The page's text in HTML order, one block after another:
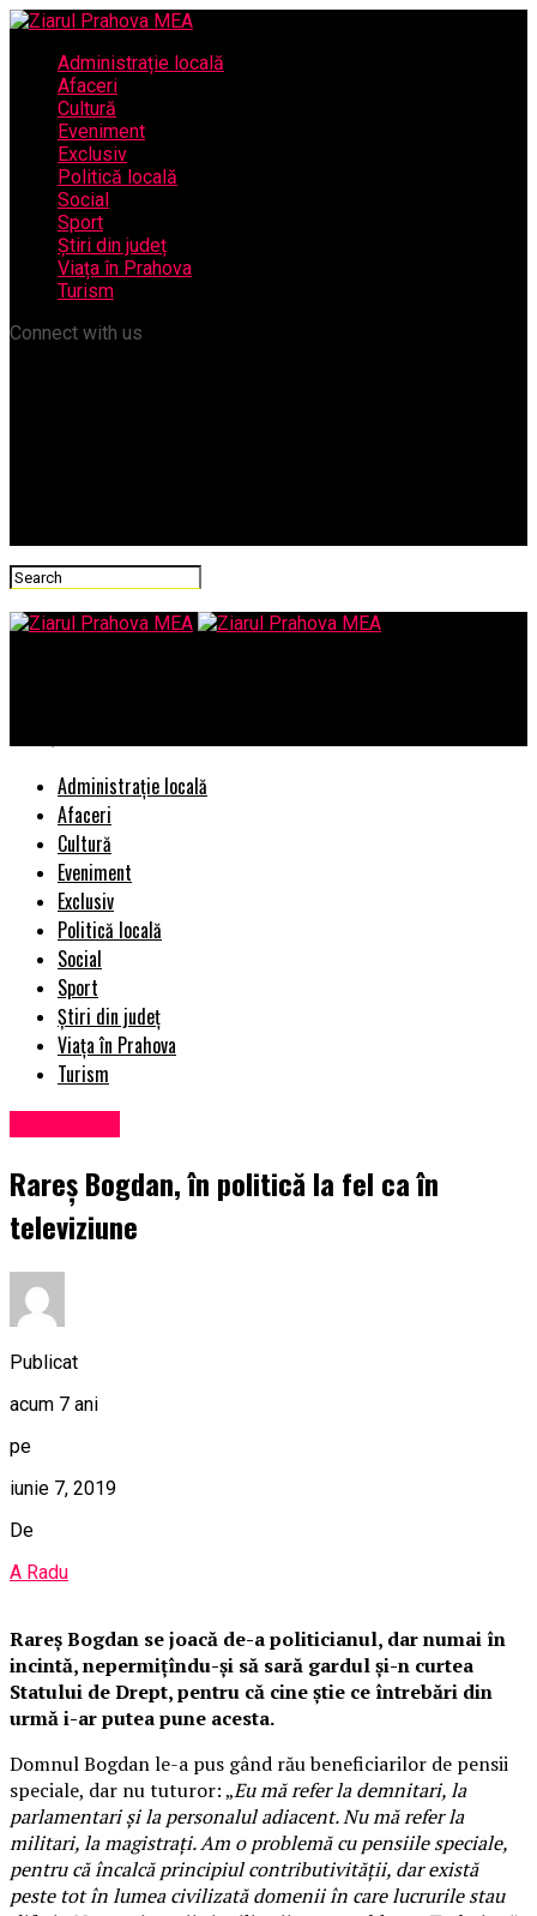
Administrație locală
Afaceri
Cultură
Eveniment
Exclusiv
Politică locală
Social
Sport
Știri din județ
Viața în Prahova
Turism
Connect with us
Administrație locală
Afaceri
Cultură
Eveniment
Exclusiv
Politică locală
Social
Sport
Știri din județ
Viața în Prahova
Turism
Rareş Bogdan, în politică la fel ca în
televiziune
Publicat
acum 7 ani
pe
iunie 7, 2019
De
A Radu
Rareş Bogdan se joacă de-a politicianul, dar numai în
incintă, nepermiţîndu-şi să sară gardul şi-n curtea
Statului de Drept, pentru că cine ştie ce întrebări din
urmă i-ar putea pune acesta.
Domnul Bogdan le-a pus gând rău beneficiarilor de pensii
speciale, dar nu tuturor: „Eu mă refer la demnitari, la
parlamentari și la personalul adiacent. Nu mă refer la
militari, la magistrați. Am o problemă cu pensiile speciale,
pentru că încalcă principiul contributivității, dar există
peste tot în lumea civilizată domenii în care lucrurile stau